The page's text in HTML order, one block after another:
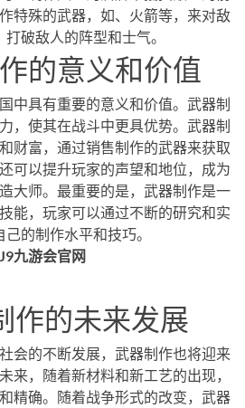
特殊的武器，如、火箭等，来对敌
破敌人的阵型和士气。
的意义和价值
中具有重要的意义和价值。武器制
，使其在战斗中更具优势。武器制
财富，通过销售制作的武器来获取
可以提升玩家的声望和地位，成为
大师。最重要的是，武器制作是一
能，玩家可以通过不断的研究和实
的制作水平和技巧。
J9九游会官网
作的未来发展
会的不断发展，武器制作也将迎来
来，随着新材料和新工艺的出现，
精确。随着战争形式的改变，武器